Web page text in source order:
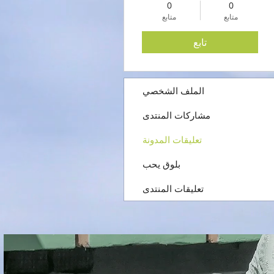
0
متابع
0
متابع
تابع
الملف الشخصي
مشاركات المنتدى
تعليقات المدونة
بلوق يحب
تعليقات المنتدى